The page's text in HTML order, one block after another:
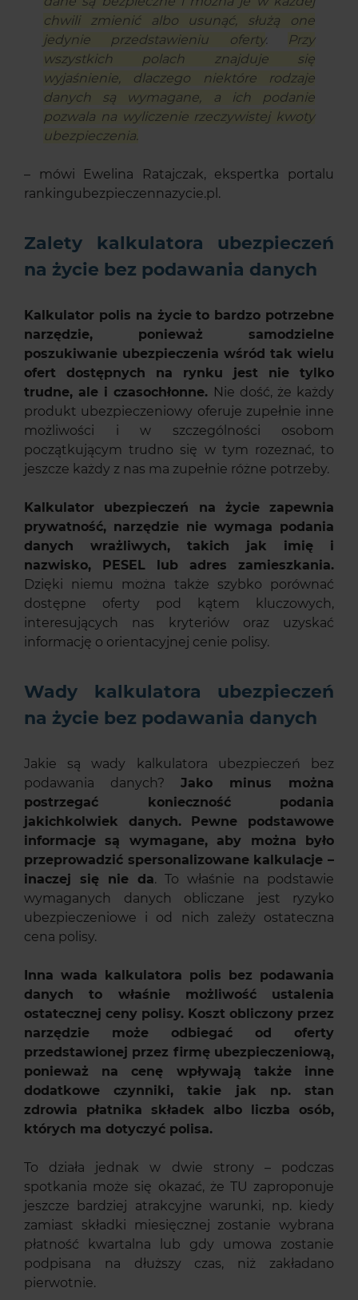
chwili zmienić albo usunąć, służą one
jedynie przedstawieniu oferty.
Przy
wszystkich polach znajduje się
wyjaśnienie, dlaczego niektóre rodzaje
danych są wymagane, a ich podanie
pozwala na wyliczenie rzeczywistej kwoty
ubezpieczenia.
– mówi Ewelina Ratajczak, ekspertka portalu
rankingubezpieczennazycie.pl.
Zalety kalkulatora ubezpieczeń
na życie bez podawania danych
Kalkulator polis na życie to bardzo potrzebne
narzędzie, ponieważ samodzielne
poszukiwanie ubezpieczenia wśród tak wielu
ofert dostępnych na rynku jest nie tylko
trudne, ale i czasochłonne. Nie dość, że każdy
produkt ubezpieczeniowy oferuje zupełnie inne
możliwości i w szczególności osobom
początkującym trudno się w tym rozeznać, to
jeszcze każdy z nas ma zupełnie różne potrzeby.
Kalkulator ubezpieczeń na życie zapewnia
prywatność, narzędzie nie wymaga podania
danych wrażliwych, takich jak imię i
nazwisko, PESEL lub adres zamieszkania.
Dzięki niemu można także szybko porównać
dostępne oferty pod kątem kluczowych,
interesujących nas kryteriów oraz uzyskać
informację o orientacyjnej cenie polisy.
Wady kalkulatora ubezpieczeń
na życie bez podawania danych
Jakie są wady kalkulatora ubezpieczeń bez
podawania danych? Jako minus można
postrzegać konieczność podania
jakichkolwiek danych. Pewne podstawowe
informacje są wymagane, aby można było
przeprowadzić spersonalizowane kalkulacje –
inaczej się nie da. To właśnie na podstawie
wymaganych danych obliczane jest ryzyko
ubezpieczeniowe i od nich zależy ostateczna
cena polisy.
Inna wada kalkulatora polis bez podawania
danych to właśnie możliwość ustalenia
ostatecznej ceny polisy. Koszt obliczony przez
narzędzie może odbiegać od oferty
przedstawionej przez firmę ubezpieczeniową,
ponieważ na cenę wpływają także inne
dodatkowe czynniki, takie jak np. stan
zdrowia płatnika składek albo liczba osób,
których ma dotyczyć polisa.
To działa jednak w dwie strony – podczas
spotkania może się okazać, że TU zaproponuje
jeszcze bardziej atrakcyjne warunki, np. kiedy
zamiast składki miesięcznej zostanie wybrana
płatność kwartalna lub gdy umowa zostanie
podpisana na dłuższy czas, niż zakładano
pierwotnie.